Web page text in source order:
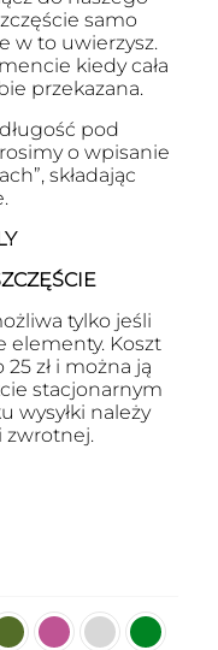
samo
w to uwierzysz.
kiedy cała
przekazana.
pod
o wpisanie
składając
tylko jeśli
elementy. Koszt
zł i można ją
stacjonarnym
wysyłki należy
zwrotnej.